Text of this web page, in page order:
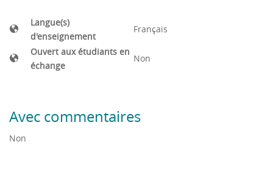
Langue(s)
d'enseignement
Français
Ouvert aux étudiants en
échange
Non
Avec commentaires
Non